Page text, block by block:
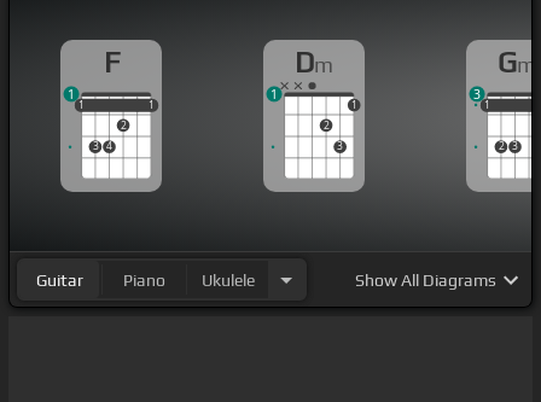
F
1
3 4
2
1
1 1
1
Dm
2
3
1
1
Gm
1
2 3
1
3
Guitar Piano Ukulele ShowAll Diagrams